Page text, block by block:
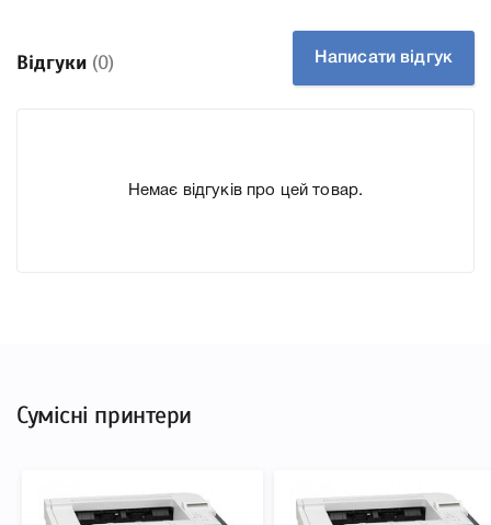
Відгуки (0) Написати відгук
Немає відгуків про цей товар.
Сумісні принтери